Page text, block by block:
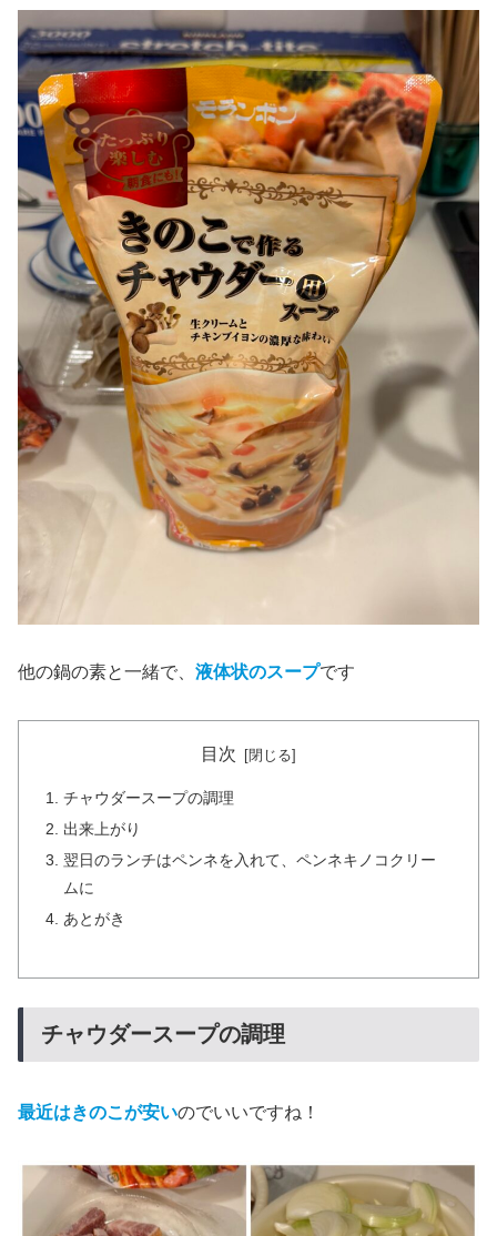
他の鍋の素と一緒で、 液体状のスープです
目次
チャウダースープの調理
出来上がり
翌日のランチはペンネを入れて、ペンネキノコクリー
ムに
あとがき
チャウダースープの調理
最近はきのこが安いのでいいですね！